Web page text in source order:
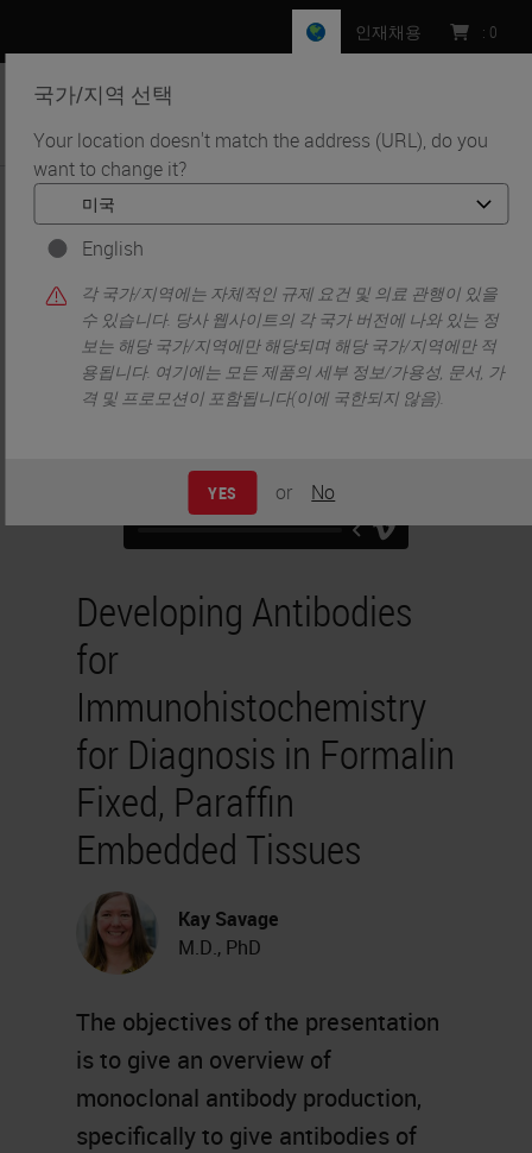
국가/지역 선택
Your location doesn't match the address (URL), do you
want to change it?
English
각 국가/지역에는 자체적인 규제 요건 및 의료 관행이 있을
수 있습니다. 당사 웹사이트의 각 국가 버전에 나와 있는 정
보는 해당 국가/지역에만 해당되며 해당 국가/지역에만 적
용됩니다. 여기에는 모든 제품의 세부 정보/가용성, 문서, 가
격 및 프로모션이 포함됩니다(이에 국한되지 않음).
YES or No
인재채용 : 0
MENU
홈 • Knowledge Pathway •
Developing Antibodies for Immunohistochemistry for Diagnosis in
Formalin Fixed, Paraffin Embedded Tissues
Developing Antibodies
for
Immunohistochemistry
for Diagnosis in Formalin
Fixed, Paraffin
Embedded Tissues
Kay Savage
M.D., PhD
The objectives of the presentation
is to give an overview of
monoclonal antibody production,
specifically to give antibodies of